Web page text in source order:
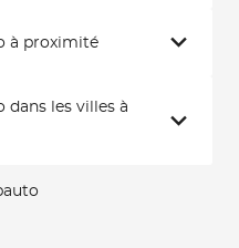
à proximité
dans les villes à